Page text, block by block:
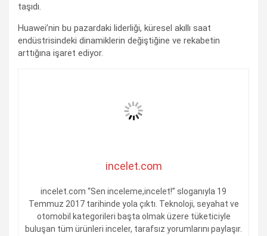
taşıdı.
Huawei’nin bu pazardaki liderliği, küresel akıllı saat
endüstrisindeki dinamiklerin değiştiğine ve rekabetin
arttığına işaret ediyor.
incelet.com
incelet.com “Sen inceleme,incelet!” sloganıyla 19
Temmuz 2017 tarihinde yola çıktı. Teknoloji, seyahat ve
otomobil kategorileri başta olmak üzere tüketiciyle
buluşan tüm ürünleri inceler, tarafsız yorumlarını paylaşır.